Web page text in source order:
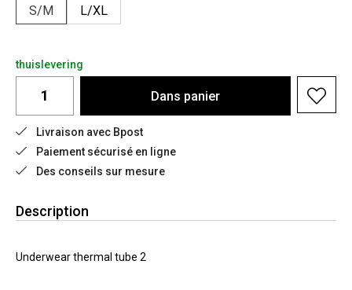
S/M L/XL
thuislevering
Dans panier
Livraison avec Bpost
Paiement sécurisé en ligne
Des conseils sur mesure
Description
Underwear thermal tube 2